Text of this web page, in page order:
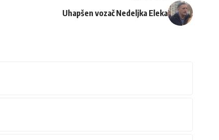
Uhapšen vozač Nedeljka Eleka